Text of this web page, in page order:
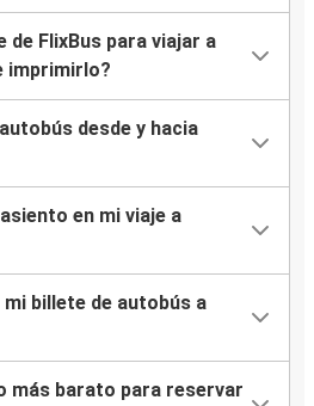
de FlixBus para viajar a
imprimirlo?
desde y hacia
en mi viaje a
billete de autobús a
más barato para reservar